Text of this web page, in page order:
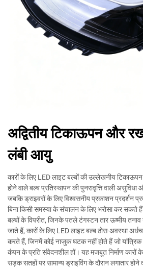
अद्वितीय टिकाऊपन और
लंबी आयु
कारों के लिए LED लाइट बल्बों की उल्लेखनीय टिकाऊपन
होने वाले बल्ब प्रतिस्थापन की पुनरावृत्ति वाली
जबकि ड्राइवरों के लिए विश्वसनीय प्रकाशन प्रदर्शन
बिना किसी समस्या के संचालन के लिए भरोसा कर सकते
बल्बों के विपरीत, जिनके पतले टंगस्टन तार ऊष्मीय
जाते हैं, कारों के लिए LED लाइट बल्ब ठोस-अवस्था
करते हैं, जिनमें कोई नाजुक घटक नहीं होते हैं जो यांत्रिक
कंपन के प्रति संवेदनशील हों। यह मजबूत निर्माण कारों
सड़क सतहों पर सामान्य ड्राइविंग के दौरान लगातार